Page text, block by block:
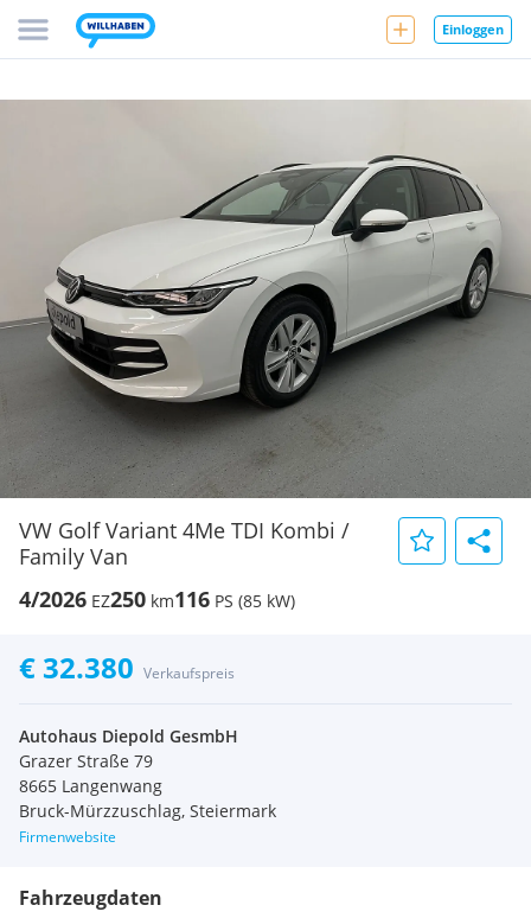
Einloggen
VW Golf Variant 4Me TDI Kombi /
Family Van
4/2026 EZ250 km116 PS (85 kW)
€ 32.380 Verkaufspreis
Autohaus Diepold GesmbH
Grazer Straße 79
8665 Langenwang
Bruck-Mürzzuschlag, Steiermark
Firmenwebsite
Fahrzeugdaten